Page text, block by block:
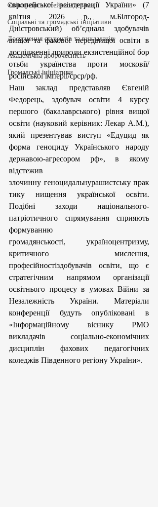
Співпраця зі стейкхолдерами
Соціальні та громадські ініціативи
Досягнення студентів та викладачів
Академічна доброчесність
Громадські ініціативи
європейської реінтеграції України» (7
квітня 2026 р., м.Білгород-
Дністровський) об’єднала здобувачів
вищої та фахової передвищої освіти в
дослідженні природи екзистенційної бор
отьби українства проти московії/
російської імперії/срср/рф.
Наш заклад представляв Євгеній
Федорець, здобувач освіти 4 курсу
першого (бакалаврського) рівня вищої
освіти (науковий керівник: Лекар А.М.),
який презентував виступ «Едуцид як
форма геноциду Українського народу
державою-агресором рф», в якому
відстежив
злочинну геноцидальнурашистську прак
тику нищення української освіти.
Подібні заходи національного-
патріотичного спрямування сприяють
формуванню
громадянськості, україноцентризму,
критичного мислення,
професійностіздобувачів освіти, що є
стратегічним напрямом організації
освітнього процесу в умовах Війни за
Незалежність України. Матеріали
конференції будуть опубліковані в
«Інформаційному віснику РМО
викладачів соціально-економічних
дисциплін фахових педагогічних
коледжів Південного регіону України».